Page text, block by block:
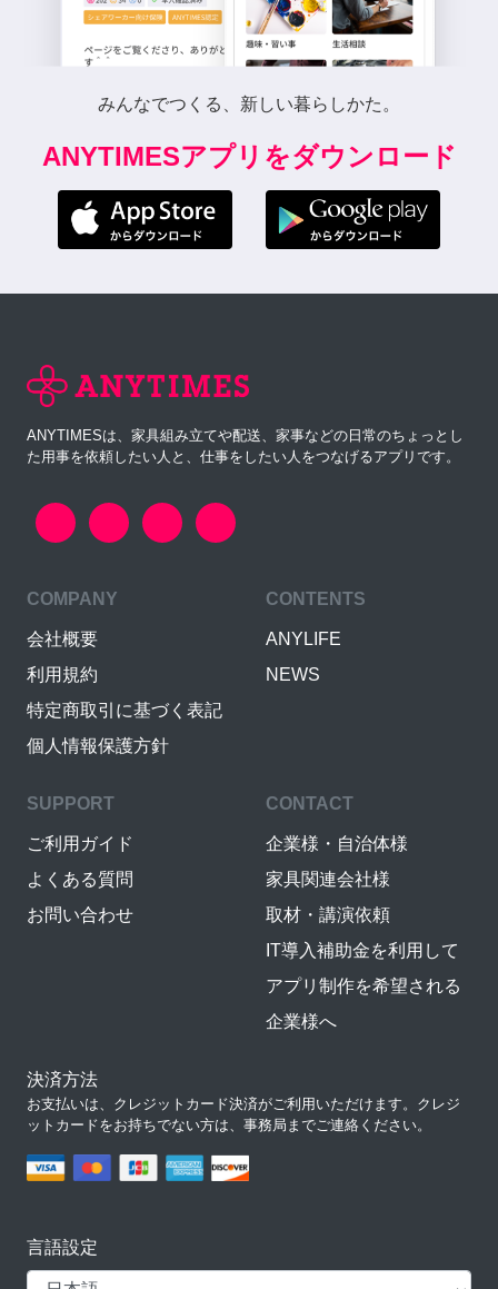
みんなでつくる、新しい暮らしかた。
ANYTIMESアプリをダウンロード
ANYTIMESは、家具組み立てや配送、家事などの日常のちょっとし
た用事を依頼したい人と、仕事をしたい人をつなげるアプリです。
COMPANY
会社概要
利用規約
特定商取引に基づく表記
個人情報保護方針
CONTENTS
ANYLIFE
NEWS
SUPPORT
ご利用ガイド
よくある質問
お問い合わせ
CONTACT
企業様・自治体様
家具関連会社様
取材・講演依頼
IT導入補助金を利用して
アプリ制作を希望される
企業様へ
決済方法
お支払いは、クレジットカード決済がご利用いただけます。クレジ
ットカードをお持ちでない方は、事務局までご連絡ください。
言語設定